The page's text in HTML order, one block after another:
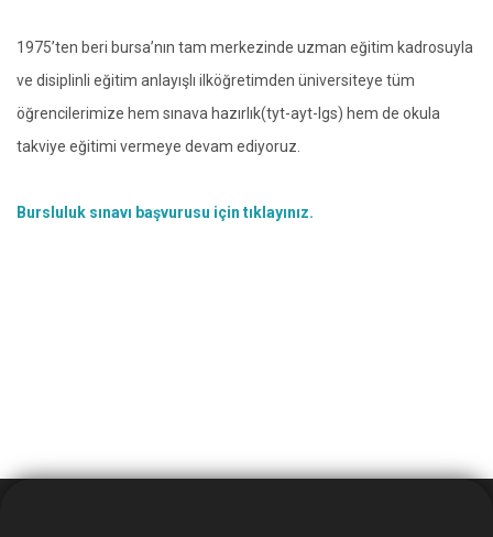
1975’ten beri bursa’nın tam merkezinde uzman eğitim kadrosuyla
ve disiplinli eğitim anlayışlı ilköğretimden üniversiteye tüm
öğrencilerimize hem sınava hazırlık(tyt-ayt-lgs) hem de okula
takviye eğitimi vermeye devam ediyoruz.
Bursluluk sınavı başvurusu için tıklayınız.